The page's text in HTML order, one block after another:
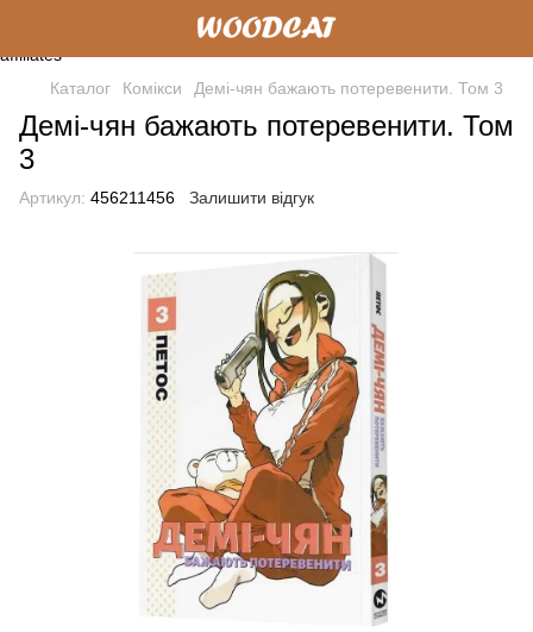
Каталог Комікси Демі-чян бажають потеревенити. Том 3
Демі-чян бажають потеревенити. Том
3
Артикул: 456211456 Залишити відгук